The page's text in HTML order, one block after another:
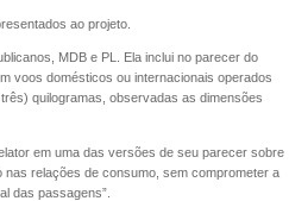
ao projeto.
MDB e PL. Ela inclui no parecer do
voos domésticos ou internacionais operados
quilogramas, observadas as dimensões
em uma das versões de seu parecer sobre
nas relações de consumo, sem comprometer a
das passagens”.